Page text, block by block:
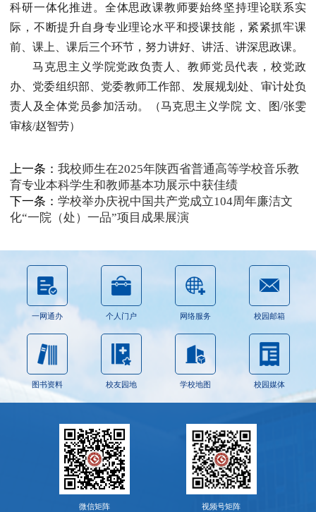
科研一体化推进。全体思政课教师要始终坚持理论联系实
际，不断提升自身专业理论水平和授课技能，紧紧抓牢课
前、课上、课后三个环节，努力讲好、讲活、讲深思政课。
马克思主义学院党政负责人、教师党员代表，校党政
办、党委组织部、党委教师工作部、发展规划处、审计处负
责人及全体党员参加活动。（马克思主义学院 文、图/张雯
审核/赵智劳）
上一条： 我校师生在2025年陕西省普通高等学校音乐教
育专业本科学生和教师基本功展示中获佳绩
下一条： 学校举办庆祝中国共产党成立104周年廉洁文
化“一院（处）一品”项目成果展演
一网通办 个人门户 网络服务 校园邮箱
图书资料 校友园地 学校地图 校园媒体
微信矩阵 视频号矩阵